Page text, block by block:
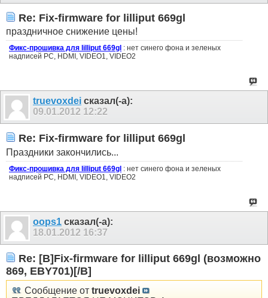
Re: Fix-firmware for lilliput 669gl
праздничное снижение цены!
Фикс-прошивка для lilliput 669gl : нет синего фона и зеленых
надписей PC, HDMI, VIDEO1, VIDEO2
truevoxdei сказал(-а):
09.01.2012 12:22
Re: Fix-firmware for lilliput 669gl
Праздники закончились...
Фикс-прошивка для lilliput 669gl : нет синего фона и зеленых
надписей PC, HDMI, VIDEO1, VIDEO2
oops1 сказал(-а):
18.01.2012 16:37
Re: [B]Fix-firmware for lilliput 669gl (возможно
869, EBY701)[/B]
Сообщение от truevoxdei